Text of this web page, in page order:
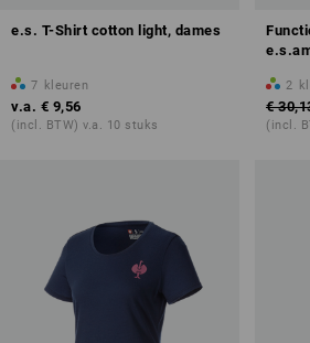
e.s. T-Shirt cotton light, dames
7 kleuren
v.a. € 9,56
(incl. BTW) v.a. 10 stuks
2
€
(incl.